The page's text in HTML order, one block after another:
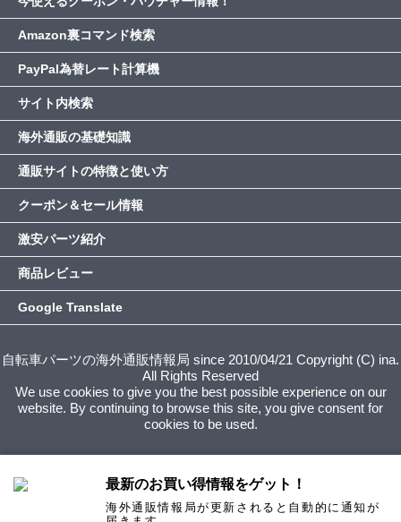
Amazon裏コマンド検索
PayPal為替レート計算機
サイト内検索
海外通販の基礎知識
通販サイトの特徴と使い方
クーポン＆セール情報
激安パーツ紹介
商品レビュー
Google Translate
自転車パーツの海外通販情報局 since 2010/04/21 Copyright (C) ina.
All Rights Reserved
We use cookies to give you the best possible experience on our
website. By continuing to browse this site, you give consent for
cookies to be used.
最新のお買い得情報をゲット！
海外通販情報局が更新されると自動的に通知が